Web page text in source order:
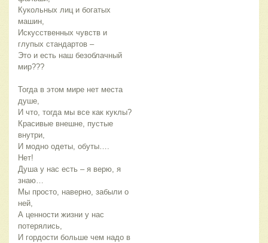
Кукольных лиц и богатых
машин,
Искусственных чувств и
глупых стандартов –
Это и есть наш безоблачный
мир???
Тогда в этом мире нет места
душе,
И что, тогда мы все как куклы?
Красивые внешне, пустые
внутри,
И модно одеты, обуты….
Нет!
Душа у нас есть – я верю, я
знаю…
Мы просто, наверно, забыли о
ней,
А ценности жизни у нас
потерялись,
И гордости больше чем надо в